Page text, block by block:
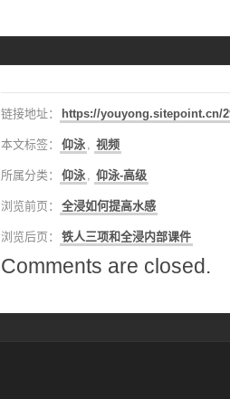
链接地址： https://youyong.sitepoint.cn/
本文标签： 仰泳 , 视频
所属分类： 仰泳 , 仰泳-高级
浏览前页： 全浸如何提高水感
浏览后页： 铁人三项和全浸内部课件
Comments are closed.